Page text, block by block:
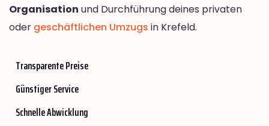
Organisation und Durchführung deines privaten
oder geschäftlichen Umzugs in Krefeld.
Transparente Preise
Günstiger Service
Schnelle Abwicklung